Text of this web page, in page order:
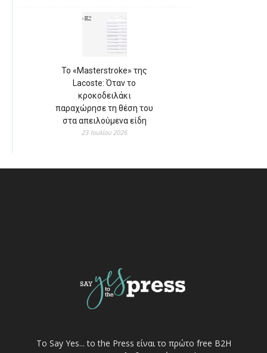
Το «Masterstroke» της
Lacoste: Όταν το
κροκοδειλάκι
παραχώρησε τη θέση του
στα απειλούμενα είδη
23 Ιουλίου 2026
Το Say Yes... to the Press είναι το πρώτο free Β2Η